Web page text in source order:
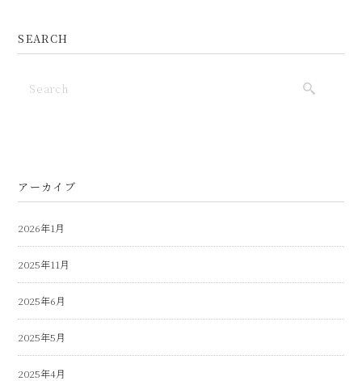
SEARCH
アーカイブ
2026年1月
2025年11月
2025年6月
2025年5月
2025年4月